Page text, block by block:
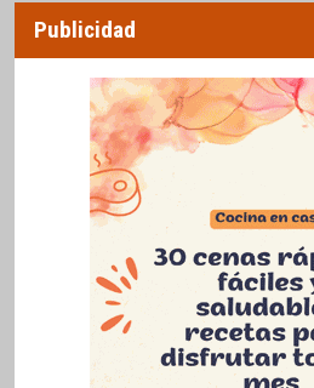
Publicidad